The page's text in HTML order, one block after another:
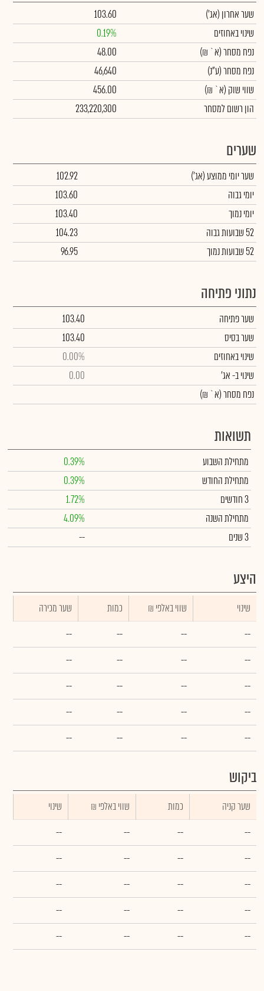
שער אחרון (אג')
103.60
שינוי באחוזים
0.19%
נפח מסחר(א` ₪)
48.00
נפח מסחר(ע"נ)
46,640
שווי שוק (א` ₪)
456.00
הון רשום למסחר
233,220,300
שערים
שער יומי ממוצע(אג')
102.92
יומי גבוה
103.60
יומי נמוך
103.40
52 שבועות גבוה
104.23
52 שבועות נמוך
96.95
נתוני פתיחה
שער פתיחה
103.40
שער בסיס
103.40
שינוי באחוזים
0.00%
שינויב- אג'
0.00
נפח מסחר(א` ₪)
תשואות
מתחילת השבוע
0.39%
מתחילת החודש
0.39%
3 חודשים
1.72%
מתחילת השנה
4.09%
3 שנים
--
היצע
שינוי ₪ שווי באלפי כמות
שער מכירה
--
--
--
--
--
--
--
--
--
--
--
--
--
--
--
--
--
--
--
--
ביקוש
שער קניה כמות ₪ שווי באלפי
שינוי
--
--
--
--
--
--
--
--
--
--
--
--
--
--
--
--
--
--
--
--